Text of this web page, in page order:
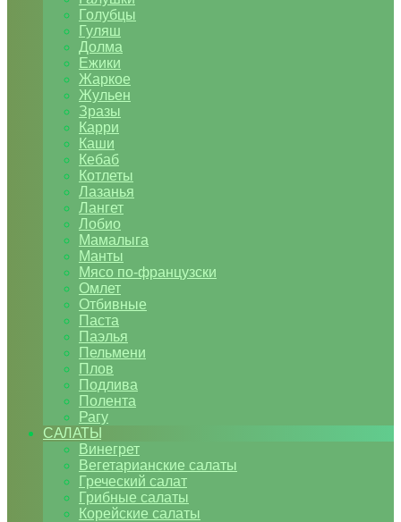
Голубцы
Гуляш
Долма
Ежики
Жаркое
Жульен
Зразы
Карри
Каши
Кебаб
Котлеты
Лазанья
Лангет
Лобио
Мамалыга
Манты
Мясо по-французски
Омлет
Отбивные
Паста
Паэлья
Пельмени
Плов
Подлива
Полента
Рагу
САЛАТЫ
Винегрет
Вегетарианские салаты
Греческий салат
Грибные салаты
Корейские салаты